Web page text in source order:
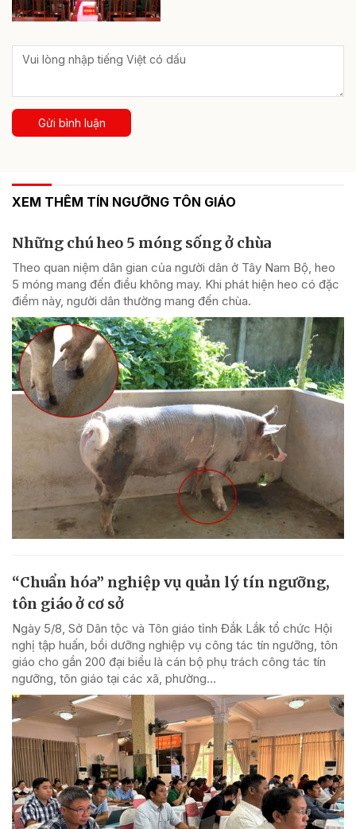
Gửi bình luận
XEM THÊM TÍN NGƯỠNG TÔN GIÁO
Những chú heo 5 móng sống ở chùa
Theo quan niệm dân gian của người dân ở Tây Nam Bộ, heo
5 móng mang đến điều không may. Khi phát hiện heo có đặc
điểm này, người dân thường mang đến chùa.
“Chuẩn hóa” nghiệp vụ quản lý tín ngưỡng,
tôn giáo ở cơ sở
Ngày 5/8, Sở Dân tộc và Tôn giáo tỉnh Đắk Lắk tổ chức Hội
nghị tập huấn, bồi dưỡng nghiệp vụ công tác tín ngưỡng, tôn
giáo cho gần 200 đại biểu là cán bộ phụ trách công tác tín
ngưỡng, tôn giáo tại các xã, phường...